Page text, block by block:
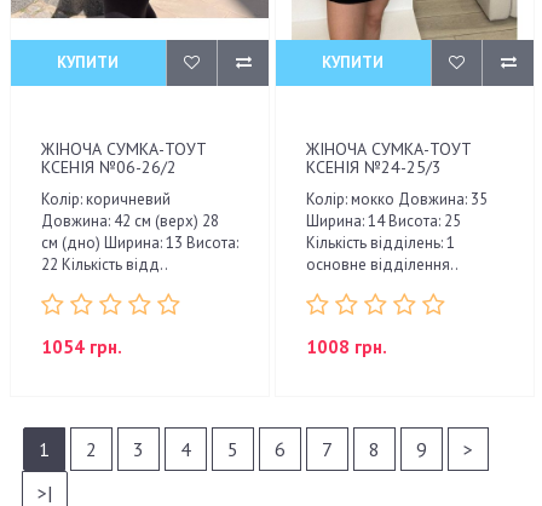
КУПИТИ
ЖІНОЧА СУМКА-ТОУТ
КСЕНІЯ №06-26/2
Колір: коричневий
Довжина: 42 см (верх) 28
см (дно) Ширина: 13 Висота:
22 Кількість відд..
1054 грн.
КУПИТИ
ЖІНОЧА СУМКА-ТОУТ
КСЕНІЯ №24-25/3
Колір: мокко Довжина: 35
Ширина: 14 Висота: 25
Кількість відділень: 1
основне відділення..
1008 грн.
1 2 3 4 5 6 7 8 9
>
>|